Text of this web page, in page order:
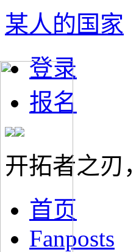
某人的国家
登录
报名
开拓者之刃
首页
Fanposts